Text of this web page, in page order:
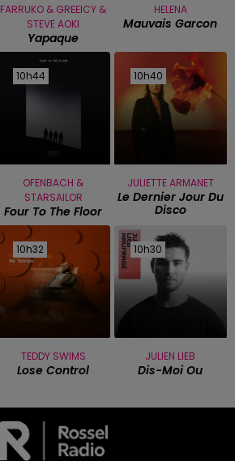
FARRUKO & GREEICY &
STEVE AOKI
Yapaque
HELENA
Mauvais Garcon
10h44
10h44
OFENBACH &
STARSAILOR
Four To The Floor
10h40
10h40
JULIETTE ARMANET
Le Dernier Jour Du
Disco
10h32
10h32
TEDDY SWIMS
Lose Control
10h30
10h30
JULIEN LIEB
Dis-Moi Ou